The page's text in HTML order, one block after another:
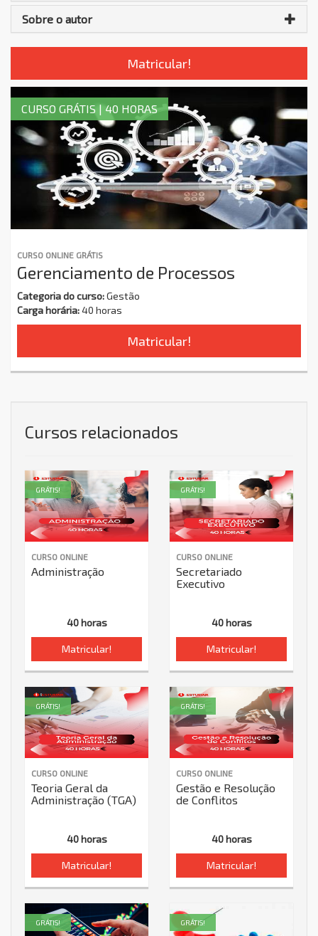
Sobre o autor
Matricular!
CURSO ONLINE GRÁTIS
Gerenciamento de Processos
Categoria do curso:Gestão
Carga horária:40 horas
Matricular!
CURSO GRÁTIS | 40 HORAS
Cursos relacionados
CURSO ONLINE
Administração
40 horas
Matricular!
GRÁTIS!
CURSO ONLINE
Secretariado
Executivo
40 horas
Matricular!
GRÁTIS!
CURSO ONLINE
Teoria Geral da
Administração (TGA)
40 horas
Matricular!
GRÁTIS!
CURSO ONLINE
Gestão e Resolução
de Conflitos
40 horas
Matricular!
GRÁTIS!
GRÁTIS! GRÁTIS!